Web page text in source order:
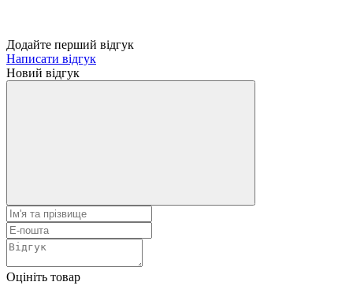
Додайте перший відгук
Написати відгук
Новий відгук
Оцініть товар